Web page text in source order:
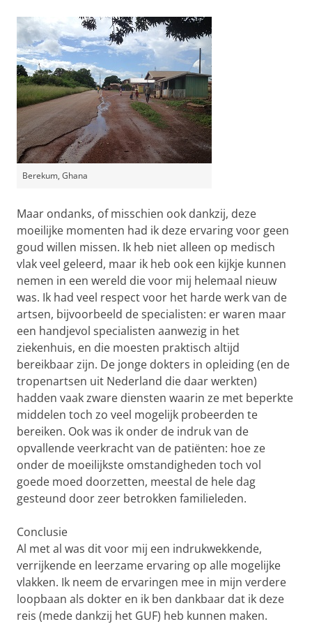
Berekum, Ghana
Maar ondanks, of misschien ook dankzij, deze
moeilijke momenten had ik deze ervaring voor geen
goud willen missen. Ik heb niet alleen op medisch
vlak veel geleerd, maar ik heb ook een kijkje kunnen
nemen in een wereld die voor mij helemaal nieuw
was. Ik had veel respect voor het harde werk van de
artsen, bijvoorbeeld de specialisten: er waren maar
een handjevol specialisten aanwezig in het
ziekenhuis, en die moesten praktisch altijd
bereikbaar zijn. De jonge dokters in opleiding (en de
tropenartsen uit Nederland die daar werkten)
hadden vaak zware diensten waarin ze met beperkte
middelen toch zo veel mogelijk probeerden te
bereiken. Ook was ik onder de indruk van de
opvallende veerkracht van de patiënten: hoe ze
onder de moeilijkste omstandigheden toch vol
goede moed doorzetten, meestal de hele dag
gesteund door zeer betrokken familieleden.
Conclusie
Al met al was dit voor mij een indrukwekkende,
verrijkende en leerzame ervaring op alle mogelijke
vlakken. Ik neem de ervaringen mee in mijn verdere
loopbaan als dokter en ik ben dankbaar dat ik deze
reis (mede dankzij het GUF) heb kunnen maken.